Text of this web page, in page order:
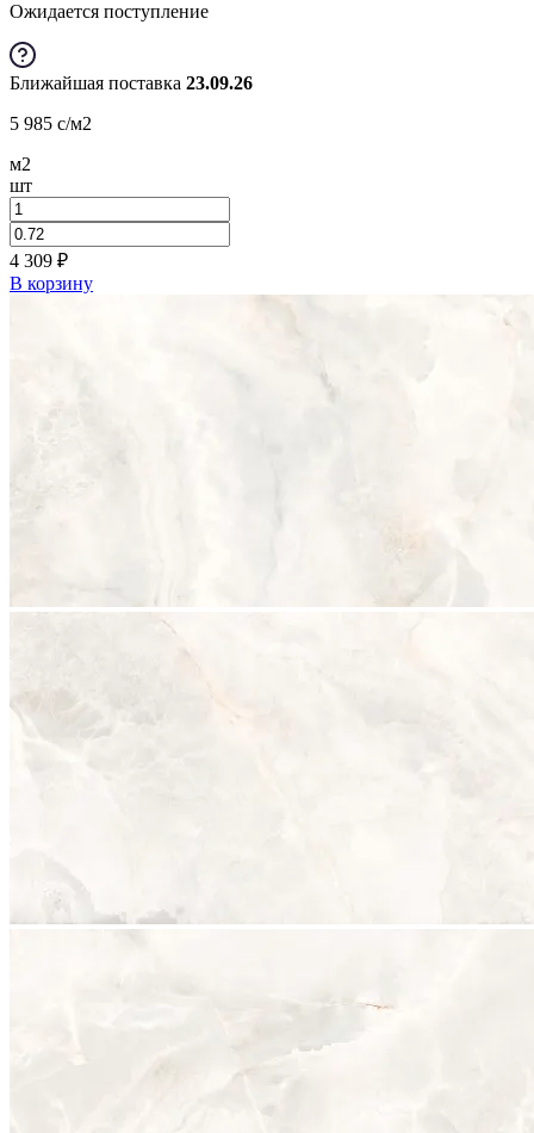
Ожидается поступление
Ближайшая поставка 23.09.26
5 985 c/м2
м2
шт
4 309 ₽
В корзину